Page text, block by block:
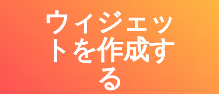
ウィジェッ
トを作成す
る